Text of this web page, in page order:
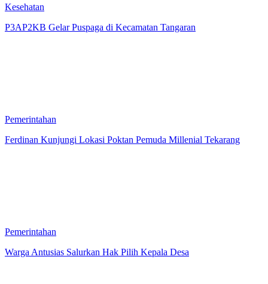
Kesehatan
P3AP2KB Gelar Puspaga di Kecamatan Tangaran
Pemerintahan
Ferdinan Kunjungi Lokasi Poktan Pemuda Millenial Tekarang
Pemerintahan
Warga Antusias Salurkan Hak Pilih Kepala Desa